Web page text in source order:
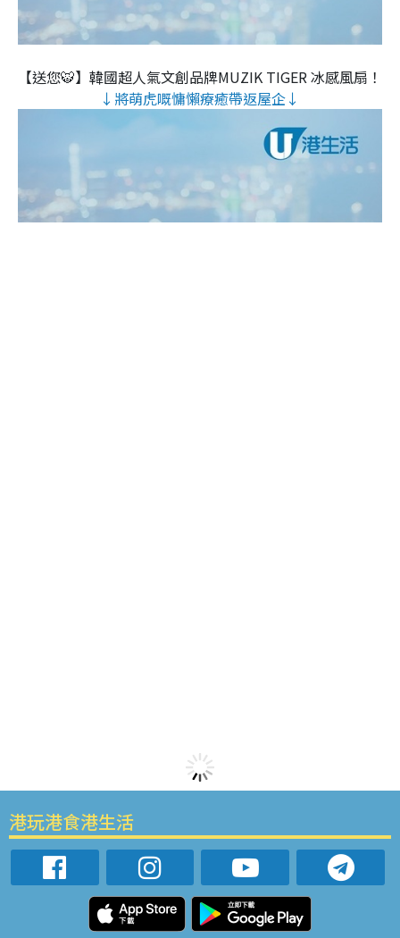
【送您🐯】韓國超人氣文創品牌MUZIK TIGER 冰感風扇！
↓將萌虎嘅慵懶療癒帶返屋企↓
港玩港食港生活